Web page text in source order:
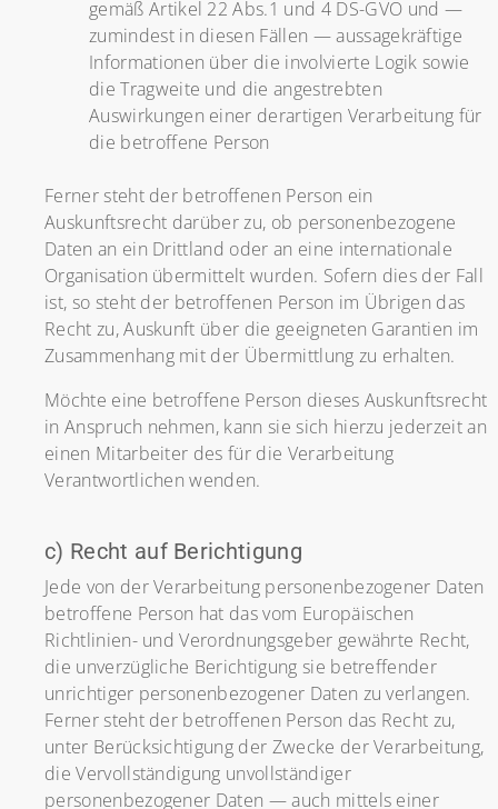
gemäß Artikel 22 Abs.1 und 4 DS-GVO und —
zumindest in diesen Fällen — aussagekräftige
Informationen über die involvierte Logik sowie
die Tragweite und die angestrebten
Auswirkungen einer derartigen Verarbeitung für
die betroffene Person
Ferner steht der betroffenen Person ein
Auskunftsrecht darüber zu, ob personenbezogene
Daten an ein Drittland oder an eine internationale
Organisation übermittelt wurden. Sofern dies der Fall
ist, so steht der betroffenen Person im Übrigen das
Recht zu, Auskunft über die geeigneten Garantien im
Zusammenhang mit der Übermittlung zu erhalten.
Möchte eine betroffene Person dieses Auskunftsrecht
in Anspruch nehmen, kann sie sich hierzu jederzeit an
einen Mitarbeiter des für die Verarbeitung
Verantwortlichen wenden.
c) Recht auf Berichtigung
Jede von der Verarbeitung personenbezogener Daten
betroffene Person hat das vom Europäischen
Richtlinien- und Verordnungsgeber gewährte Recht,
die unverzügliche Berichtigung sie betreffender
unrichtiger personenbezogener Daten zu verlangen.
Ferner steht der betroffenen Person das Recht zu,
unter Berücksichtigung der Zwecke der Verarbeitung,
die Vervollständigung unvollständiger
personenbezogener Daten — auch mittels einer